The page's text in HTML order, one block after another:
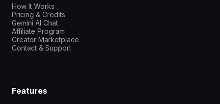
How It Works
Pricing & Credits
Gemini AI Chat
Affiliate Program
Creator Marketplace
Contact & Support
Features